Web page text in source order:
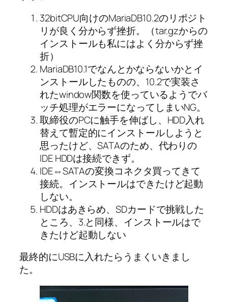
32bitCPU向けのMariaDB10.2のリポジト
リが良く分からず挫折。（tar.gzからの
インストールも私にはよく分からず挫
折）
MariaDB10.1でなんとかならないかとイ
ンストールしたものの、10.2で実装さ
れたwindow関数を使っているようでバ
ッチ処理がエラーになってしまいNG。
取締役のPCに触手を伸ばし、HDD入れ
替えて暫定的にインストールしようと
思ったけど、SATAのため、代わりの
IDE HDDは接続できず。
IDE⇔SATAの変換コネクタ買ってきて
接続。インストールはできたけど起動
しない。
HDDはあきらめ、SDカードで挑戦した
ところ、3.と同様、インストールはで
きたけど起動しない
最終的にUSBに入れたらうまくいきまし
た。